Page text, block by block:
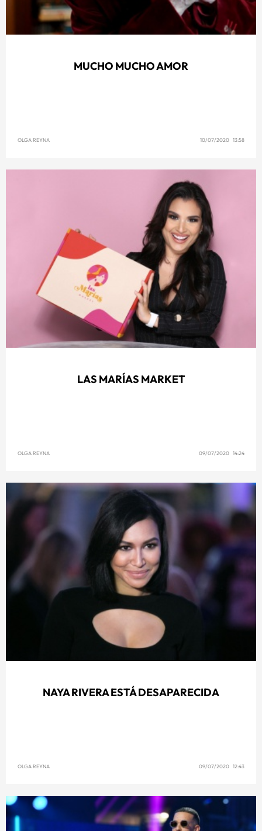
MUCHO MUCHO AMOR
OLGA REYNA 10/07/2020 13:58
LAS MARÍAS MARKET
OLGA REYNA 09/07/2020 14:24
NAYA RIVERA ESTÁ DESAPARECIDA
OLGA REYNA 09/07/2020 12:43